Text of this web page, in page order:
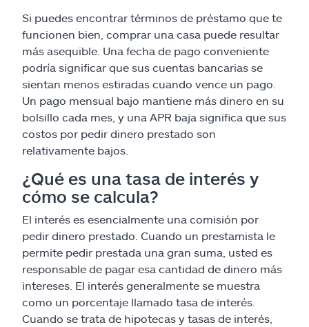
Si puedes encontrar términos de préstamo que te
funcionen bien, comprar una casa puede resultar
más asequible. Una fecha de pago conveniente
podría significar que sus cuentas bancarias se
sientan menos estiradas cuando vence un pago.
Un pago mensual bajo mantiene más dinero en su
bolsillo cada mes, y una APR baja significa que sus
costos por pedir dinero prestado son
relativamente bajos.
¿Qué es una tasa de interés y
cómo se calcula?
El interés es esencialmente una comisión por
pedir dinero prestado. Cuando un prestamista le
permite pedir prestada una gran suma, usted es
responsable de pagar esa cantidad de dinero más
intereses. El interés generalmente se muestra
como un porcentaje llamado tasa de interés.
Cuando se trata de hipotecas y tasas de interés,